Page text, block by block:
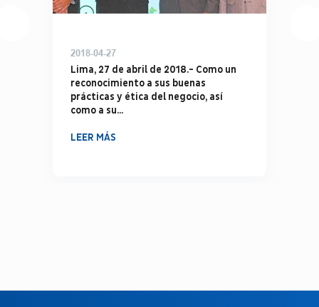
2018-04-27
Lima, 27 de abril de 2018.- Como un
reconocimiento a sus buenas
prácticas y ética del negocio, así
como a su...
LEER MÁS